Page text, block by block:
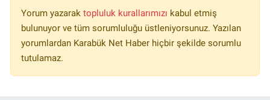
Yorum yazarak topluluk kurallarımızı kabul etmiş
bulunuyor ve tüm sorumluluğu üstleniyorsunuz. Yazılan
yorumlardan Karabük Net Haber hiçbir şekilde sorumlu
tutulamaz.